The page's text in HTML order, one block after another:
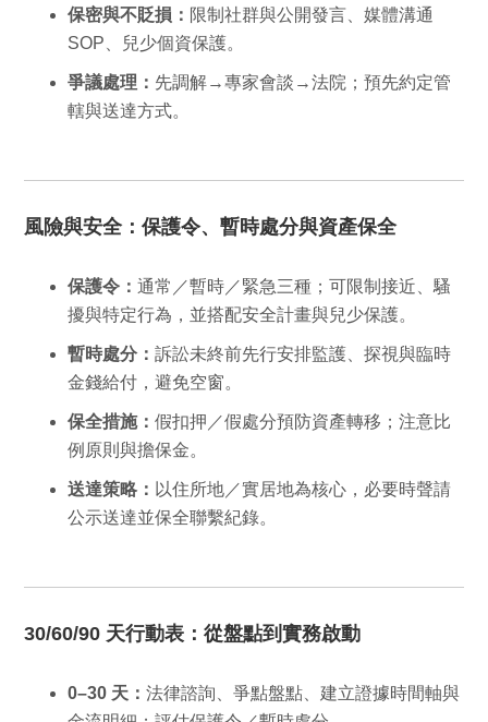
保密與不貶損： 限制社群與公開發言、媒體溝通
SOP、兒少個資保護。
爭議處理： 先調解→專家會談→法院；預先約定管
轄與送達方式。
風險與安全：保護令、暫時處分與資產保全
保護令：通常／暫時／緊急三種；可限制接近、騷
擾與特定行為，並搭配安全計畫與兒少保護。
暫時處分：訴訟未終前先行安排監護、探視與臨時
金錢給付，避免空窗。
保全措施：假扣押／假處分預防資產轉移；注意比
例原則與擔保金。
送達策略： 以住所地／實居地為核心，必要時聲請
公示送達並保全聯繫紀錄。
30/60/90 天行動表：從盤點到實務啟動
0–30 天：法律諮詢、爭點盤點、建立證據時間軸與